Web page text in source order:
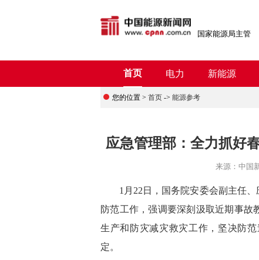
国家能源局主管
首页 电力 新能源
您的位置 > 首页 -> 能源参考
应急管理部：全力抓好
来源： 中国
1月22日，国务院安委会副主任、
防范工作，强调要深刻汲取近期事故
生产和防灾减灾救灾工作，坚决防
定。